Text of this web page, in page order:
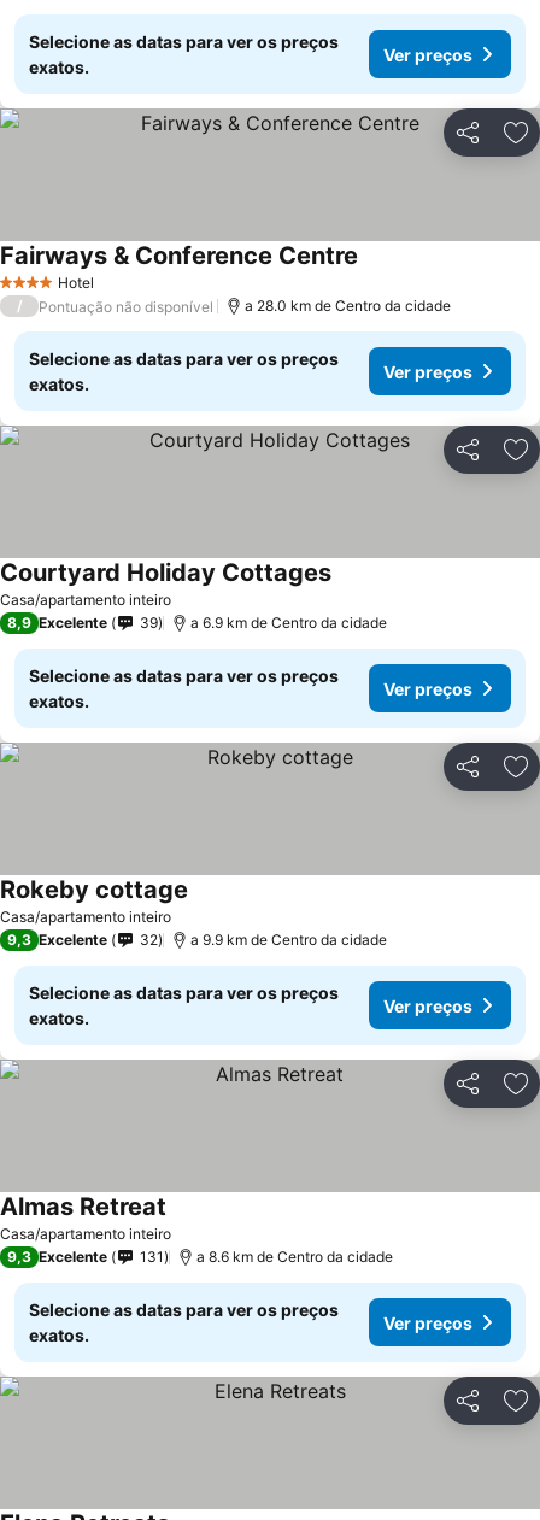
Selecione as datas para ver os preços
exatos.
Ver preços
Partilhar
4 EstrelasHotel
Fairways & Conference Centre
/ Pontuação não disponível a 28.0 km de Centro da cidade
Selecione as datas para ver os preços
exatos.
Ver preços
Partilhar
Casa/apartamento inteiro
Courtyard Holiday Cottages
8,9 Excelente 39 a 6.9 km de Centro da cidade
Selecione as datas para ver os preços
exatos.
Ver preços
Partilhar
Casa/apartamento inteiro
Rokeby cottage
9,3 Excelente 32 a 9.9 km de Centro da cidade
Selecione as datas para ver os preços
exatos.
Ver preços
Partilhar
Casa/apartamento inteiro
Almas Retreat
9,3 Excelente 131 a 8.6 km de Centro da cidade
Selecione as datas para ver os preços
exatos.
Ver preços
Partilhar